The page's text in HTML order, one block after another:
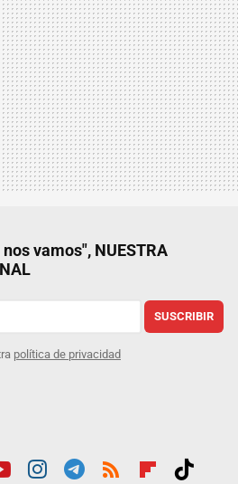
vamos", NUESTRA
SUSCRIBIR
política de privacidad